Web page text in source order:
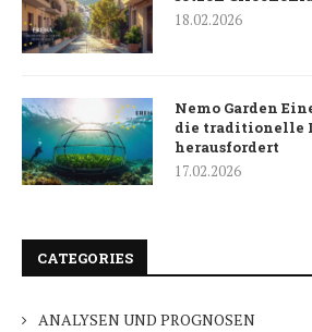
18.02.2026
Nemo Garden
die traditionelle
herausfordert
17.02.2026
CATEGORIES
ANALYSEN UND PROGNOSEN